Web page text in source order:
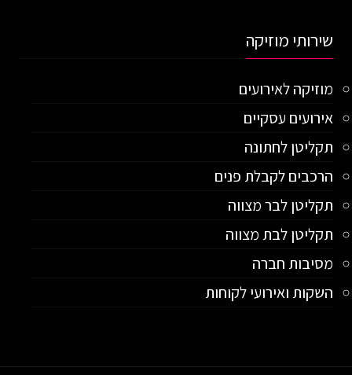
שירותי מוזיקה
מוזיקה לאירועים
אירועים עסקיים
תקליטן לחתונה
הרכבים לקבלת פנים
תקליטן לבר מצווה
תקליטן לבת מצווה
מסיבות חברה
השקות ואירועי לקוחות